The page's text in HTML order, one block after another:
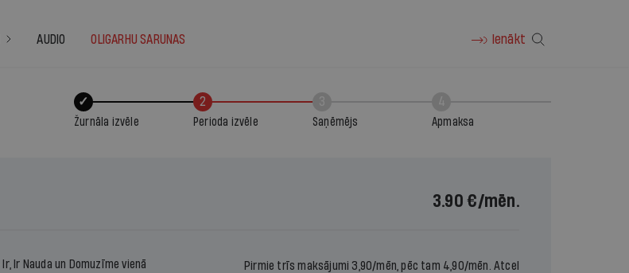
AUDIO OLIGARHU SARUNAS Ienākt
✓
Žurnāla izvēle
2
Perioda izvēle Saņēmējs Apmaksa
3.90 €/mēn.
Ir, Ir Nauda un Domuzīme vienā
Pirmie trīs maksājumi 3,90/mēn, pēc tam 4,90/mēn. Atcel